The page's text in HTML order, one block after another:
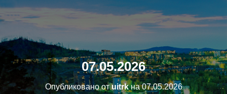
07.05.2026
Опубликовано отuitrkна07.05.2026